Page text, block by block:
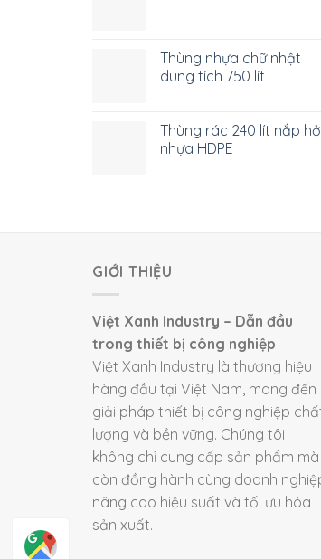
Thùng nhựa chữ nhật
dung tích 750 lít
Thùng rác 240 lít nắp hở
nhựa HDPE
GIỚI THIỆU
Việt Xanh Industry – Dẫn đầu
trong thiết bị công nghiệp
Việt Xanh Industry là thương hiệu
hàng đầu tại Việt Nam, mang đến
giải pháp thiết bị công nghiệp
lượng và bền vững. Chúng tôi
không chỉ cung cấp sản phẩm mà
còn đồng hành cùng doanh
nâng cao hiệu suất và tối ưu hóa
sản xuất.